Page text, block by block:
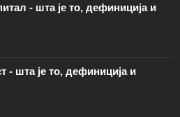
- шта је то, дефиниција и
- шта је то, дефиниција и